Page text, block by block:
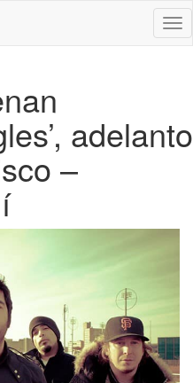
adelanto
–